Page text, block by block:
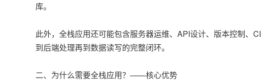
库。
此外，全栈应用还可能包含服务器运维、API设计、版本控制、
到后端处理再到数据读写的完整闭环。
二、为什么需要全栈应用？——核心优势